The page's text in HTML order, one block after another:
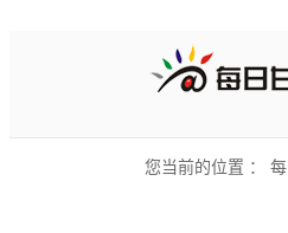
您当前的位置 ：